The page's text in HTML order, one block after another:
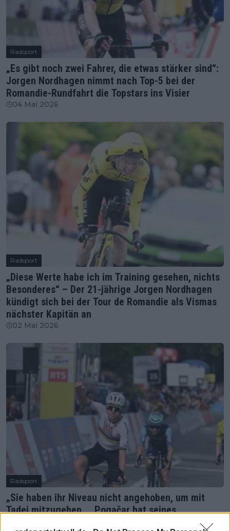
Radsport
„Es gibt noch zwei Fahrer, die etwas stärker sind“:
Jorgen Nordhagen nimmt nach Top-5 bei der
Romandie-Rundfahrt die Topstars ins Visier
04 Mai 2026
Radsport
„Diese Werte habe ich im Training gesehen, nichts
Besonderes“ – Der 21-jährige Jorgen Nordhagen
kündigt sich bei der Tour de Romandie als Vismas
nächster Kapitän an
02 Mai 2026
Radsport
„Sie haben ihr Niveau nicht angehoben, um mit
Tadej mitzugehen ... Pogačar hat seines
heruntergeschraubt“ – Chris Horner meint, der